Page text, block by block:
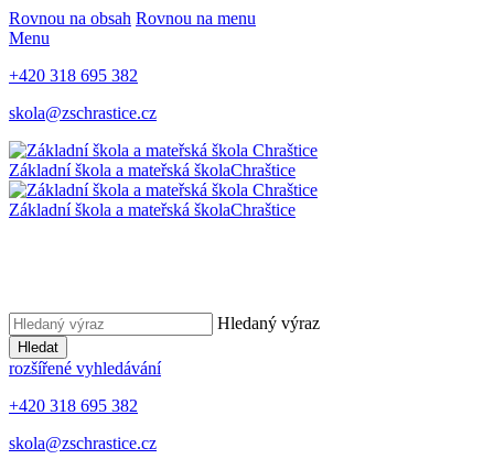
Rovnou na obsah Rovnou na menu
Menu
+420 318 695 382
skola@zschrastice.cz
Základní škola a mateřská školaChraštice
Základní škola a mateřská školaChraštice
Hledaný výraz
Hledat
rozšířené vyhledávání
+420 318 695 382
skola@zschrastice.cz